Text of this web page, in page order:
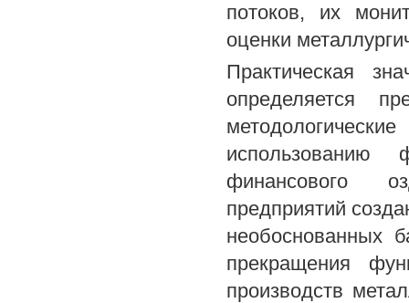
потоков, их
оценки
Практическая
определяется
финансового
предприятий
необоснованных
прекращения
производств